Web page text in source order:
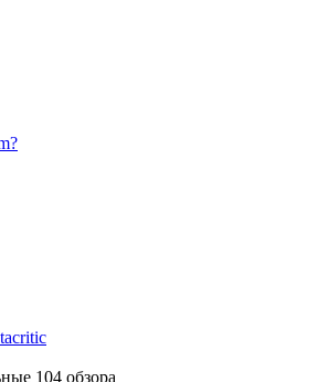
104 обзора